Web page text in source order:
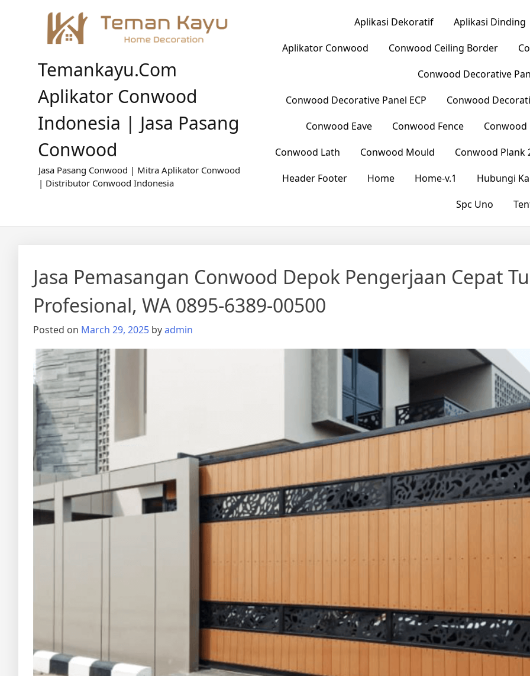
Temankayu.com
Aplikator Conwood
Indonesia | Jasa Pasang
Conwood
Jasa Pasang Conwood | Mitra Aplikator Conwood
| Distributor Conwood Indonesia
Aplikasi Dekoratif Aplikasi Dinding
Aplikator Conwood
Conwood Ceiling Border
Conwood Decorative
Conwood Decorative Panel ECP
Conwood
Conwood Eave
Conwood Fence Conwood
Conwood Lath
Conwood Mould Conwood Plank
Header Footer
Home Home-v.1 Hubungi
Spc Uno
Jasa Pemasangan Conwood Depok Pengerjaan Cepat
Profesional, WA 0895-6389-00500
Posted on March 29, 2025 byadmin